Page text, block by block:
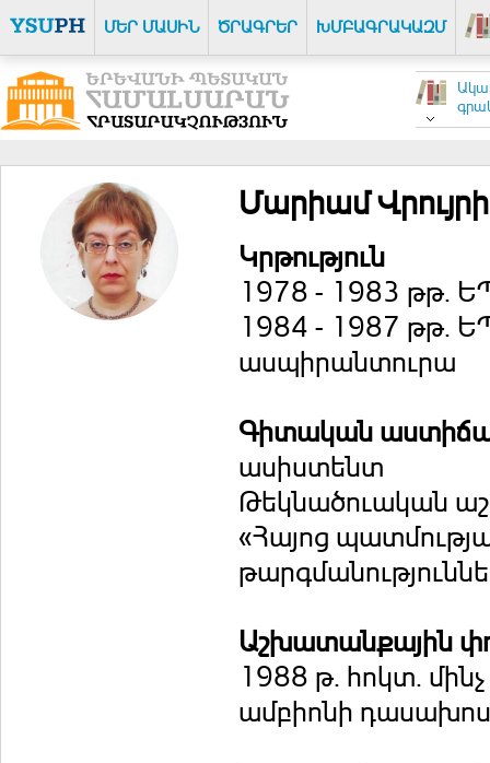
ՄԵՐ ՄԱՍԻՆ ԾՐԱԳՐԵՐ ԽՄԲԱԳՐԱԿԱԶՄ
Մարիամ
Կրթություն
1978 - 1983 թթ.
1984 - 1987 թթ.
ասպիրանտուրա
Գիտական
ասիստենտ
Թեկնածուական
«Հայոց
Աշխատանքային
1988 թ. հոկտ.
ամբիոնի